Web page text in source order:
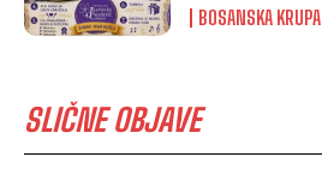
BOSANSKA KRUPA
SLIČNE OBJAVE